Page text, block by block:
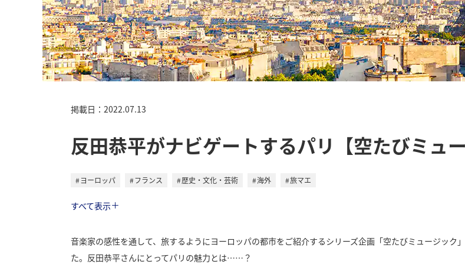
掲載日：2022.07.13
反田恭平がナビゲートするパリ【空たびミュ
ヨーロッパ フランス 歴史・文化・芸術 海外
旅マエ
すべて表示
音楽家の感性を通して、旅するようにヨーロッパの都市をご紹介するシリーズ企画「空たびミュージッ
た。反田恭平さんにとってパリの魅力とは……？